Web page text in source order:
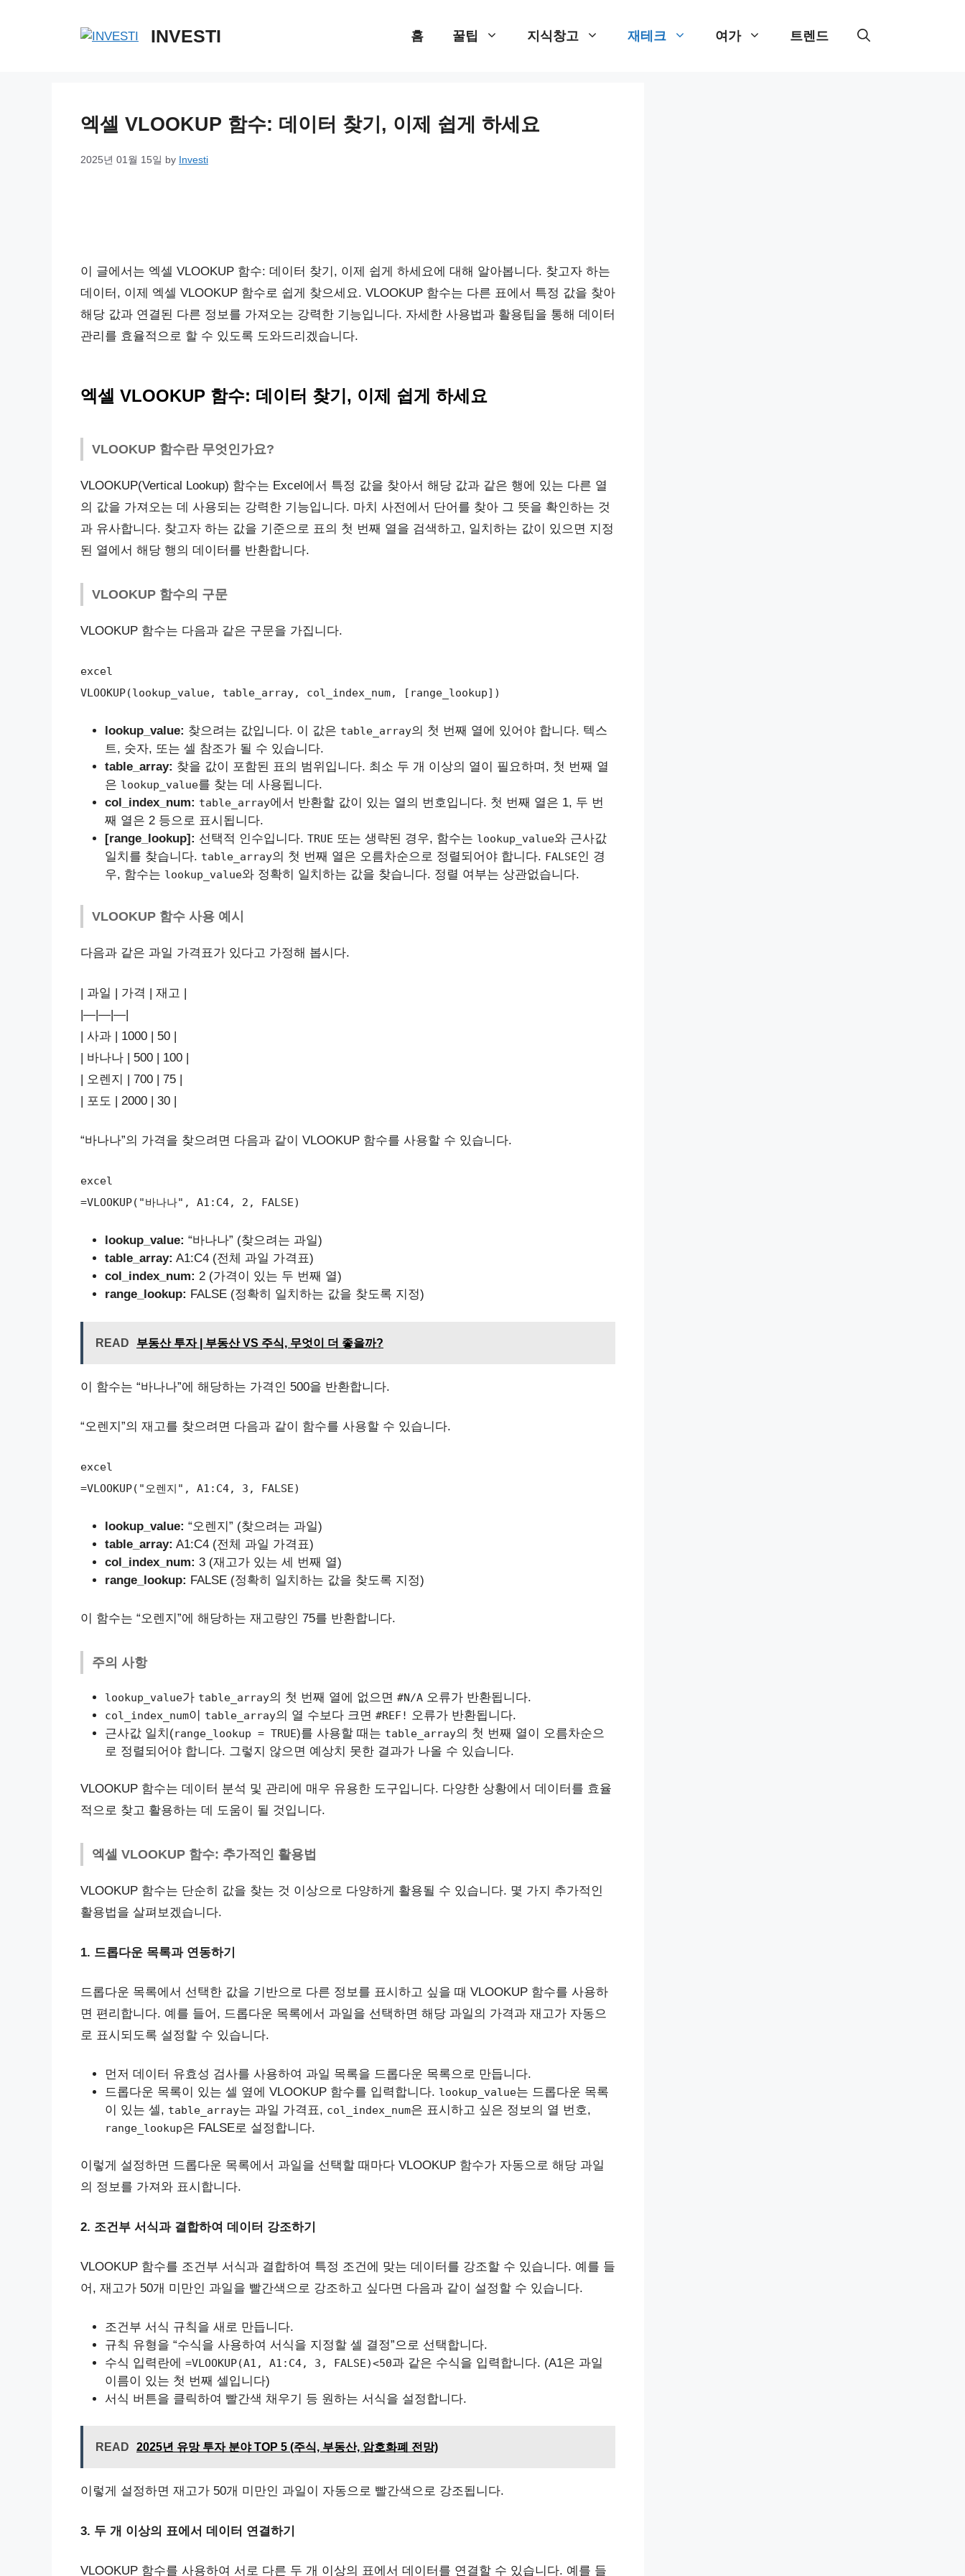
INVESTI 홈 꿀팁 지식창고 재테크 여가 트렌드
엑셀 VLOOKUP 함수: 데이터 찾기, 이제 쉽게 하세요
2025년 01월 15일 by Investi
이 글에서는 엑셀 VLOOKUP 함수: 데이터 찾기, 이제 쉽게 하세요에 대해 알아봅니다. 찾고자 하는
데이터, 이제 엑셀 VLOOKUP 함수로 쉽게 찾으세요. VLOOKUP 함수는 다른 표에서 특정 값을 찾아
해당 값과 연결된 다른 정보를 가져오는 강력한 기능입니다. 자세한 사용법과 활용팁을 통해 데이터
관리를 효율적으로 할 수 있도록 도와드리겠습니다.
엑셀 VLOOKUP 함수: 데이터 찾기, 이제 쉽게 하세요
VLOOKUP 함수란 무엇인가요?
VLOOKUP(Vertical Lookup) 함수는 Excel에서 특정 값을 찾아서 해당 값과 같은 행에 있는 다른 열
의 값을 가져오는 데 사용되는 강력한 기능입니다. 마치 사전에서 단어를 찾아 그 뜻을 확인하는 것
과 유사합니다. 찾고자 하는 값을 기준으로 표의 첫 번째 열을 검색하고, 일치하는 값이 있으면 지정
된 열에서 해당 행의 데이터를 반환합니다.
VLOOKUP 함수의 구문
VLOOKUP 함수는 다음과 같은 구문을 가집니다.
excel
VLOOKUP(lookup_value, table_array, col_index_num, [range_lookup])
lookup_value: 찾으려는 값입니다. 이 값은 table_array의 첫 번째 열에 있어야 합니다. 텍스
트, 숫자, 또는 셀 참조가 될 수 있습니다.
table_array: 찾을 값이 포함된 표의 범위입니다. 최소 두 개 이상의 열이 필요하며, 첫 번째 열
은 lookup_value를 찾는 데 사용됩니다.
col_index_num: table_array에서 반환할 값이 있는 열의 번호입니다. 첫 번째 열은 1, 두 번
째 열은 2 등으로 표시됩니다.
[range_lookup]: 선택적 인수입니다. TRUE 또는 생략된 경우, 함수는 lookup_value와 근사값
일치를 찾습니다. table_array의 첫 번째 열은 오름차순으로 정렬되어야 합니다. FALSE인 경
우, 함수는 lookup_value와 정확히 일치하는 값을 찾습니다. 정렬 여부는 상관없습니다.
VLOOKUP 함수 사용 예시
다음과 같은 과일 가격표가 있다고 가정해 봅시다.
| 과일 | 가격 | 재고 |
|—|—|—|
| 사과 | 1000 | 50 |
| 바나나 | 500 | 100 |
| 오렌지 | 700 | 75 |
| 포도 | 2000 | 30 |
“바나나”의 가격을 찾으려면 다음과 같이 VLOOKUP 함수를 사용할 수 있습니다.
excel
=VLOOKUP("바나나", A1:C4, 2, FALSE)
lookup_value: “바나나” (찾으려는 과일)
table_array: A1:C4 (전체 과일 가격표)
col_index_num: 2 (가격이 있는 두 번째 열)
range_lookup: FALSE (정확히 일치하는 값을 찾도록 지정)
READ 부동산 투자 | 부동산 VS 주식, 무엇이 더 좋을까?
이 함수는 “바나나”에 해당하는 가격인 500을 반환합니다.
“오렌지”의 재고를 찾으려면 다음과 같이 함수를 사용할 수 있습니다.
excel
=VLOOKUP("오렌지", A1:C4, 3, FALSE)
lookup_value: “오렌지” (찾으려는 과일)
table_array: A1:C4 (전체 과일 가격표)
col_index_num: 3 (재고가 있는 세 번째 열)
range_lookup: FALSE (정확히 일치하는 값을 찾도록 지정)
이 함수는 “오렌지”에 해당하는 재고량인 75를 반환합니다.
주의 사항
lookup_value가 table_array의 첫 번째 열에 없으면 #N/A 오류가 반환됩니다.
col_index_num이 table_array의 열 수보다 크면 #REF! 오류가 반환됩니다.
근사값 일치(range_lookup = TRUE)를 사용할 때는 table_array의 첫 번째 열이 오름차순으
로 정렬되어야 합니다. 그렇지 않으면 예상치 못한 결과가 나올 수 있습니다.
VLOOKUP 함수는 데이터 분석 및 관리에 매우 유용한 도구입니다. 다양한 상황에서 데이터를 효율
적으로 찾고 활용하는 데 도움이 될 것입니다.
엑셀 VLOOKUP 함수: 추가적인 활용법
VLOOKUP 함수는 단순히 값을 찾는 것 이상으로 다양하게 활용될 수 있습니다. 몇 가지 추가적인
활용법을 살펴보겠습니다.
1. 드롭다운 목록과 연동하기
드롭다운 목록에서 선택한 값을 기반으로 다른 정보를 표시하고 싶을 때 VLOOKUP 함수를 사용하
면 편리합니다. 예를 들어, 드롭다운 목록에서 과일을 선택하면 해당 과일의 가격과 재고가 자동으
로 표시되도록 설정할 수 있습니다.
먼저 데이터 유효성 검사를 사용하여 과일 목록을 드롭다운 목록으로 만듭니다.
드롭다운 목록이 있는 셀 옆에 VLOOKUP 함수를 입력합니다. lookup_value는 드롭다운 목록
이 있는 셀, table_array는 과일 가격표, col_index_num은 표시하고 싶은 정보의 열 번호,
range_lookup은 FALSE로 설정합니다.
이렇게 설정하면 드롭다운 목록에서 과일을 선택할 때마다 VLOOKUP 함수가 자동으로 해당 과일
의 정보를 가져와 표시합니다.
2. 조건부 서식과 결합하여 데이터 강조하기
VLOOKUP 함수를 조건부 서식과 결합하여 특정 조건에 맞는 데이터를 강조할 수 있습니다. 예를 들
어, 재고가 50개 미만인 과일을 빨간색으로 강조하고 싶다면 다음과 같이 설정할 수 있습니다.
조건부 서식 규칙을 새로 만듭니다.
규칙 유형을 “수식을 사용하여 서식을 지정할 셀 결정”으로 선택합니다.
수식 입력란에 =VLOOKUP(A1, A1:C4, 3, FALSE)<50과 같은 수식을 입력합니다. (A1은 과일
이름이 있는 첫 번째 셀입니다)
서식 버튼을 클릭하여 빨간색 채우기 등 원하는 서식을 설정합니다.
READ 2025년 유망 투자 분야 TOP 5 (주식, 부동산, 암호화폐 전망)
이렇게 설정하면 재고가 50개 미만인 과일이 자동으로 빨간색으로 강조됩니다.
3. 두 개 이상의 표에서 데이터 연결하기
VLOOKUP 함수를 사용하여 서로 다른 두 개 이상의 표에서 데이터를 연결할 수 있습니다. 예를 들